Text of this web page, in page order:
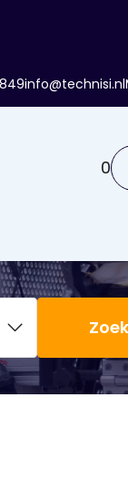
info@technisi.nl
0